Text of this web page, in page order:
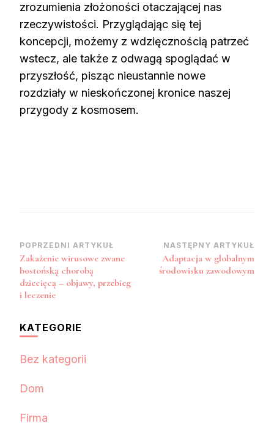
zrozumienia złożoności otaczającej nas
rzeczywistości. Przyglądając się tej
koncepcji, możemy z wdzięcznością patrzeć
wstecz, ale także z odwagą spoglądać w
przyszłość, pisząc nieustannie nowe
rozdziały w nieskończonej kronice naszej
przygody z kosmosem.
Nawigacja
wpisu
POPRZEDNI ARTYKUŁ
Zakażenie wirusowe zwane
bostońską chorobą
dziecięcą – objawy, przebieg
i leczenie
NASTĘPNY ARTYKUŁ
Adaptacja w globalnym
środowisku zawodowym
KATEGORIE
Bez kategorii
Dom
Firma